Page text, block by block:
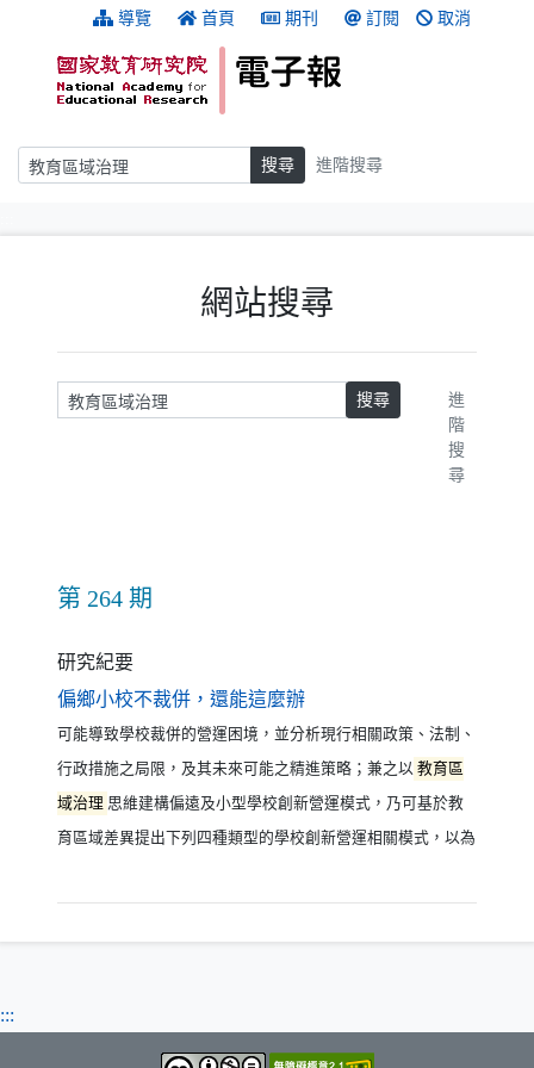
跳到主要內容 導覽 首頁 期刊 訂閱 取消
搜尋 搜尋 進階搜尋
網站搜尋
請輸入關鍵字 搜尋
進
階
搜
尋
第 264 期
研究紀要
偏鄉小校不裁併，還能這麼辦（另開新視窗）
可能導致學校裁併的營運困境，並分析現行相關政策、法制、
行政措施之局限，及其未來可能之精進策略；兼之以 教育區
域治理 思維建構偏遠及小型學校創新營運模式，乃可基於教
育區域差異提出下列四種類型的學校創新營運相關模式，以為
:::